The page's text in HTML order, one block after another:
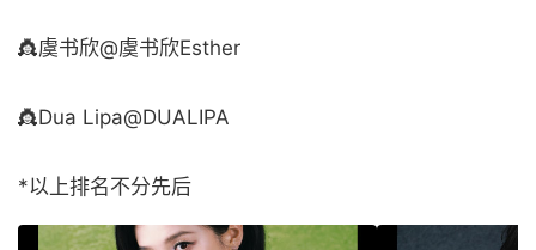
👸虞书欣@虞书欣Esther
👸Dua Lipa@DUALIPA
*以上排名不分先后 ​